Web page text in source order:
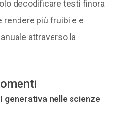
decodificare testi finora
rendere più fruibile e
attraverso la
generativa nelle scienze